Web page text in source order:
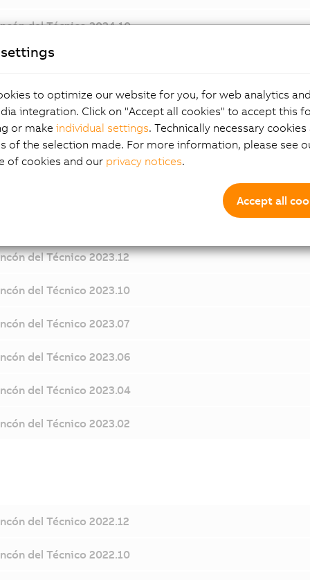
del Técnico 2024.10
del Técnico 2024.07
del Técnico 2024.06
del Técnico 2024.04
del Técnico 2024.02
del Técnico 2023.12
del Técnico 2023.10
del Técnico 2023.07
del Técnico 2023.06
del Técnico 2023.04
del Técnico 2023.02
del Técnico 2022.12
del Técnico 2022.10
to optimize our website for you, for web analytics
integration. Click on "Accept all cookies" to accept this
or make individual settings. Technically necessary
of the selection made. For more information, please see
of cookies and our privacy notices.
Accept all